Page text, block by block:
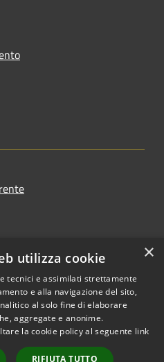
Copyright © 2026 • Comune di
Sant'Anastasia • Powered by
Municipium• Accesso
×
utilizza cookie
tecnici e assimilati strettamente
e alla navigazione del sito,
al solo fine di elaborare
aggregate e anonime.
la cookie policy al seguente link
RIFIUTA TUTTO